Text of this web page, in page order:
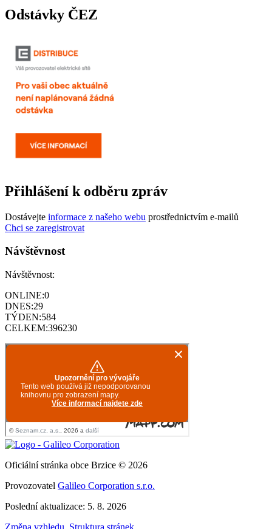
Odstávky ČEZ
Přihlášení k odběru zpráv
Dostávejte informace z našeho webu prostřednictvím e-mailů
Chci se zaregistrovat
Návštěvnost
Návštěvnost:
ONLINE:0
DNES:29
TÝDEN:584
CELKEM:396230
Oficiální stránka obce Brzice © 2026
Provozovatel Galileo Corporation s.r.o.
Poslední aktualizace: 5. 8. 2026